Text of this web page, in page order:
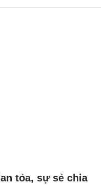
tỏa, sự sẻ chia